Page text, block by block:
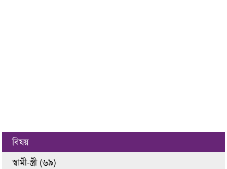
বিষয়
স্বামী-স্ত্রী (৬৯)